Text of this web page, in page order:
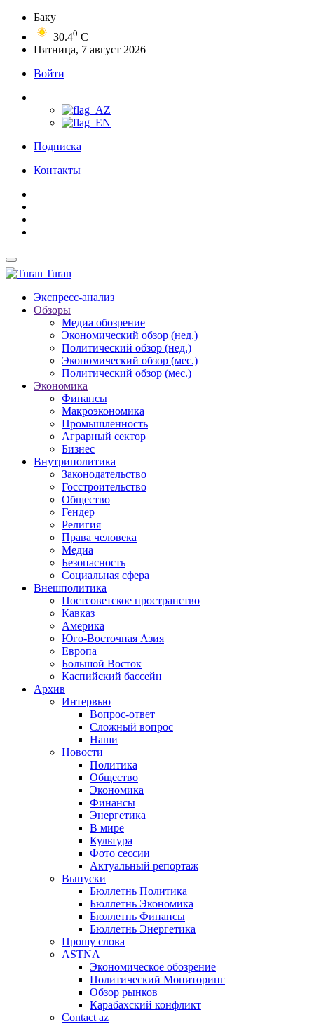
Баку
30.40 C
Пятница, 7 август 2026
Войти
Подписка
Контакты
Turan
Экспресс-анализ
Обзоры
Медиа обозрение
Экономический обзор (нед.)
Политический обзор (нед.)
Экономический обзор (мес.)
Политический обзор (мес.)
Экономика
Финансы
Макроэкономика
Промышленность
Аграрный сектор
Бизнес
Внутриполитика
Законодательство
Госстроительство
Общество
Гендер
Религия
Права человека
Медиа
Безопасность
Социальная сфера
Внешполитика
Постсоветское пространство
Кавказ
Америка
Юго-Восточная Азия
Европа
Большой Восток
Каспийский бассейн
Архив
Интервью
Вопрос-ответ
Сложный вопрос
Наши
Новости
Политика
Общество
Экономика
Финансы
Энергетика
В мире
Культура
Фото сессии
Актуальный репортаж
Выпуски
Бюллетнь Политика
Бюллетнь Экономика
Бюллетнь Финансы
Бюллетнь Энергетика
Прошу слова
ASTNA
Экономическое обозрение
Политический Мониторинг
Обзор рынков
Карабахский конфликт
Contact az